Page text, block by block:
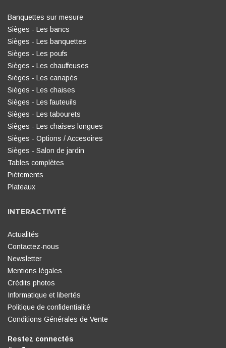
Banquettes sur mesure
Sièges - Les bancs
Sièges - Les banquettes
Sièges - Les poufs
Sièges - Les chauffeuses
Sièges - Les canapés
Sièges - Les chaises
Sièges - Les fauteuils
Sièges - Les tabourets
Sièges - Les chaises longues
Sièges - Options / Accesoires
Sièges - Salon de jardin
Tables complètes
Piètements
Plateaux
INTERACTIVITÉ
Actualités
Contactez-nous
Newsletter
Mentions légales
Crédits photos
Informatique et libertés
Politique de confidentialité
Conditions Générales de Vente
Restez connectés